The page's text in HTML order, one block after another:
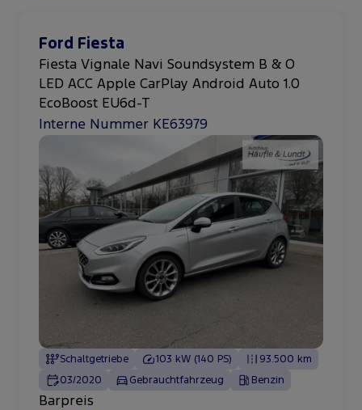
Ford Fiesta
Fiesta Vignale Navi Soundsystem B & O
LED ACC Apple CarPlay Android Auto 1.0
EcoBoost EU6d-T
Interne Nummer KE63979
Schaltgetriebe 103 kW (140 PS)
93.500 km
03/2020
Gebrauchtfahrzeug Benzin
Barpreis